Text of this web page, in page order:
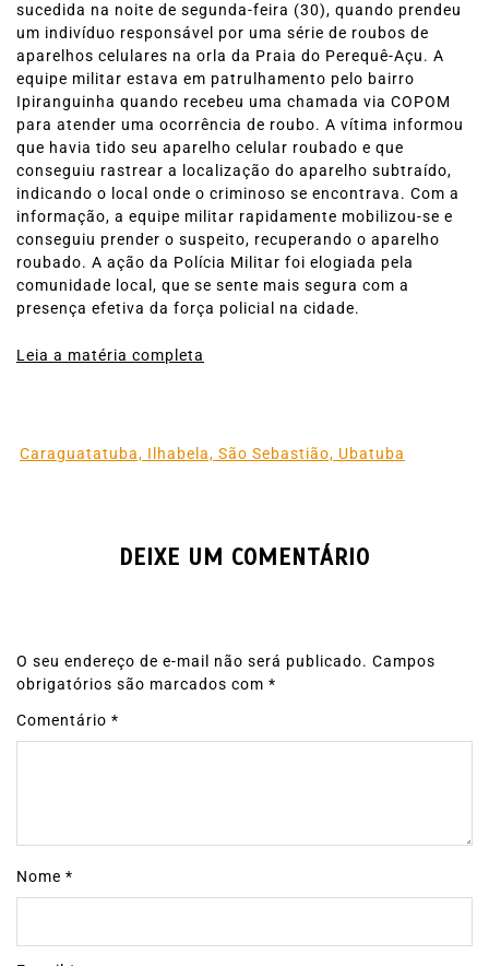
sucedida na noite de segunda-feira (30), quando prendeu
um indivíduo responsável por uma série de roubos de
aparelhos celulares na orla da Praia do Perequê-Açu. A
equipe militar estava em patrulhamento pelo bairro
Ipiranguinha quando recebeu uma chamada via COPOM
para atender uma ocorrência de roubo. A vítima informou
que havia tido seu aparelho celular roubado e que
conseguiu rastrear a localização do aparelho subtraído,
indicando o local onde o criminoso se encontrava. Com a
informação, a equipe militar rapidamente mobilizou-se e
conseguiu prender o suspeito, recuperando o aparelho
roubado. A ação da Polícia Militar foi elogiada pela
comunidade local, que se sente mais segura com a
presença efetiva da força policial na cidade.
Leia a matéria completa
Caraguatatuba, Ilhabela, São Sebastião, Ubatuba
DEIXE UM COMENTÁRIO
O seu endereço de e-mail não será publicado. Campos
obrigatórios são marcados com *
Comentário *
Nome *